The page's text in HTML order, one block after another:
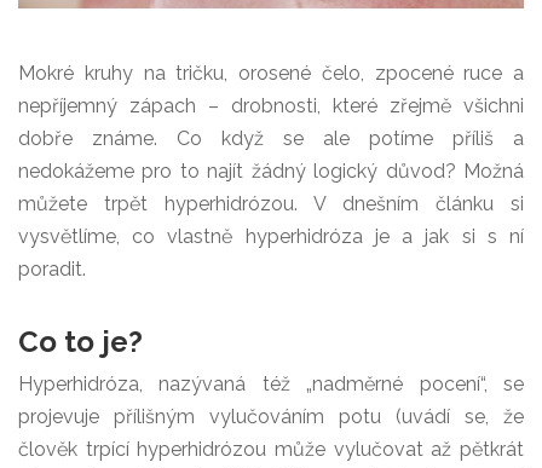
Mokré kruhy na tričku, orosené čelo, zpocené ruce a
nepříjemný zápach – drobnosti, které zřejmě všichni
dobře známe. Co když se ale potíme příliš a
nedokážeme pro to najít žádný logický důvod? Možná
můžete trpět hyperhidrózou. V dnešním článku si
vysvětlíme, co vlastně hyperhidróza je a jak si s ní
poradit.
Co to je?
Hyperhidróza, nazývaná též „nadměrné pocení“, se
projevuje přílišným vylučováním potu (uvádí se, že
člověk trpící hyperhidrózou může vylučovat až pětkrát